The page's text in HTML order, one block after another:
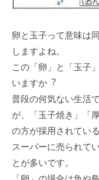
卵と⽟⼦って意味は
しますよね。
この「卵」と「⽟⼦
いますか︖
普段の何気ない⽣活
が、「⽟⼦焼き」「
の⽅が採⽤されてい
スーパーに売られて
とが多いです。